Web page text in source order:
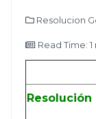
Resolucion
Read Time: 1
Resolución